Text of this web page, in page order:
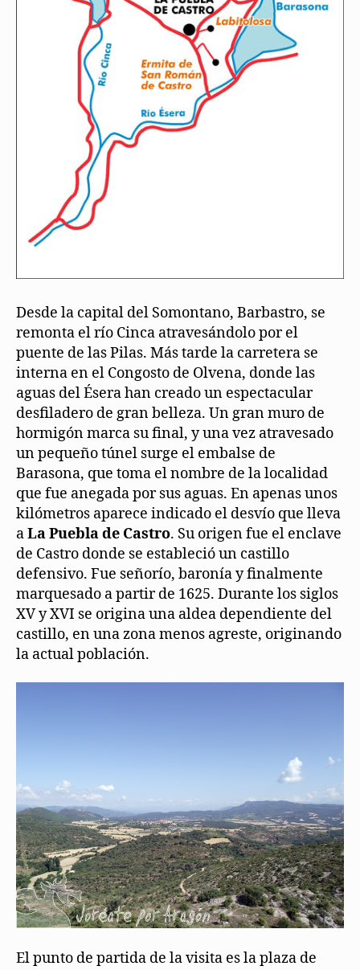
Desde la capital del Somontano, Barbastro, se
remonta el río Cinca atravesándolo por el
puente de las Pilas. Más tarde la carretera se
interna en el Congosto de Olvena, donde las
aguas del Ésera han creado un espectacular
desfiladero de gran belleza. Un gran muro de
hormigón marca su final, y una vez atravesado
un pequeño túnel surge el embalse de
Barasona, que toma el nombre de la localidad
que fue anegada por sus aguas. En apenas unos
kilómetros aparece indicado el desvío que lleva
aLa Puebla de Castro. Su origen fue el enclave
de Castro donde se estableció un castillo
defensivo. Fue señorío, baronía y finalmente
marquesado a partir de 1625. Durante los siglos
XV y XVI se origina una aldea dependiente del
castillo, en una zona menos agreste, originando
la actual población.
El punto de partida de la visita es la plaza de